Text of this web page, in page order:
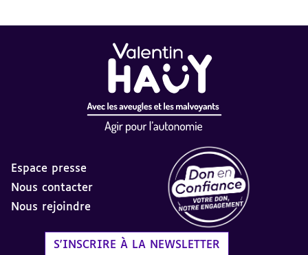
Espace presse
Nous contacter
Nous rejoindre
S'INSCRIRE À LA NEWSLETTER